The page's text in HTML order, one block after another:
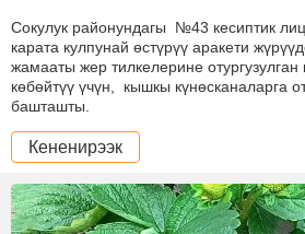
Сокулук районундагы №43 кесиптик
карата кулпунай өстүрүү аракети
жамааты жер тилкелерине отургузулган
көбөйтүү үчүн, кышкы күнөсканаларга
башташты.
Кененирээк